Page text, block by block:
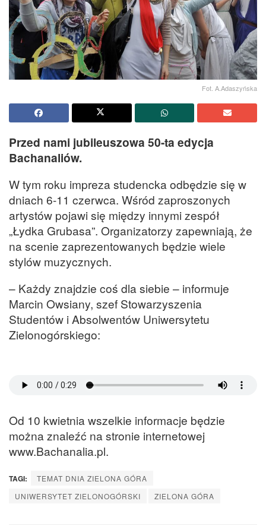
Fot. A.Adaszyńska
Przed nami jubileuszowa 50-ta edycja
Bachanaliów.
W tym roku impreza studencka odbędzie się w
dniach 6-11 czerwca. Wśród zaproszonych
artystów pojawi się między innymi zespół
„Łydka Grubasa”. Organizatorzy zapewniają, że
na scenie zaprezentowanych będzie wiele
stylów muzycznych.
– Każdy znajdzie coś dla siebie – informuje
Marcin Owsiany, szef Stowarzyszenia
Studentów i Absolwentów Uniwersytetu
Zielonogórskiego:
Od 10 kwietnia wszelkie informacje będzie
można znaleźć na stronie internetowej
www.Bachanalia.pl.
TAGI:
TEMAT DNIA ZIELONA GÓRA
UNIWERSYTET ZIELONOGÓRSKI
ZIELONA GÓRA